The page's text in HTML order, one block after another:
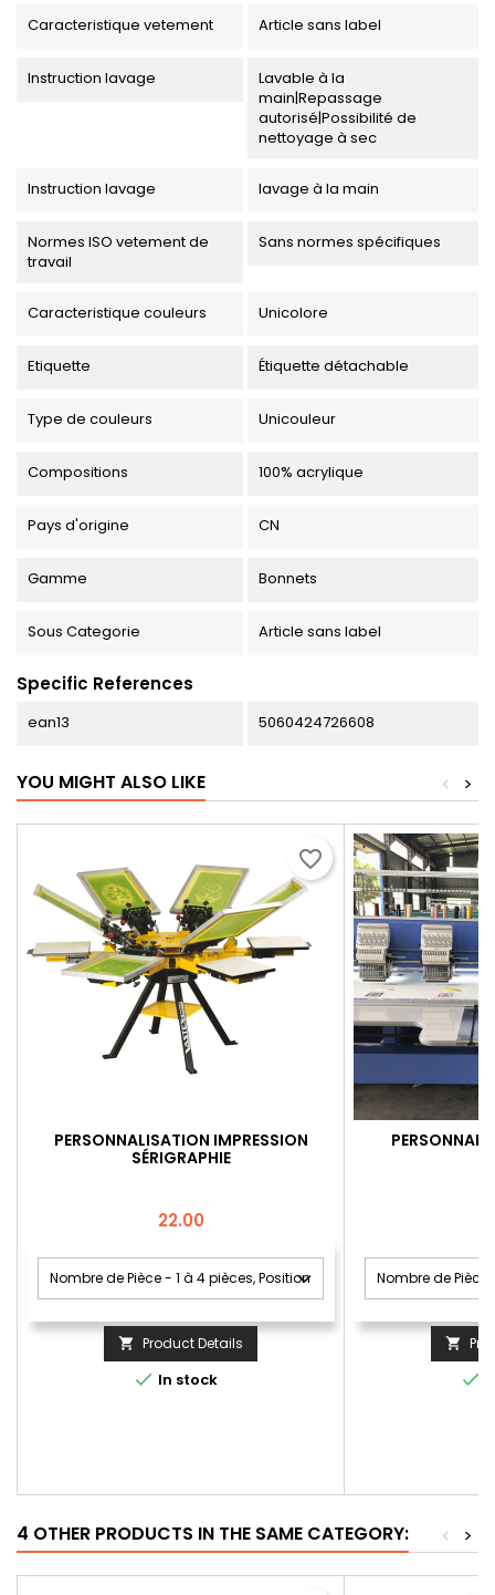
Caracteristique vetement Article sans label
Instruction lavage
Lavable à la
main|Repassage
autorisé|Possibilité de
nettoyage à sec
Instruction lavage lavage à la main
Normes ISO vetement de
travail
Sans normes spécifiques
Caracteristique couleurs Unicolore
Etiquette Étiquette détachable
Type de couleurs Unicouleur
Compositions 100% acrylique
Pays d'origine CN
Gamme Bonnets
Sous Categorie Article sans label
Specific References
ean13 5060424726608
YOU MIGHT ALSO LIKE >
<
PERSONNALISATION IMPRESSION
SÉRIGRAPHIE
Price
22.00
 Product Details
 In stock
favorite_border


4 OTHER PRODUCTS IN THE SAME CATEGORY: >
<